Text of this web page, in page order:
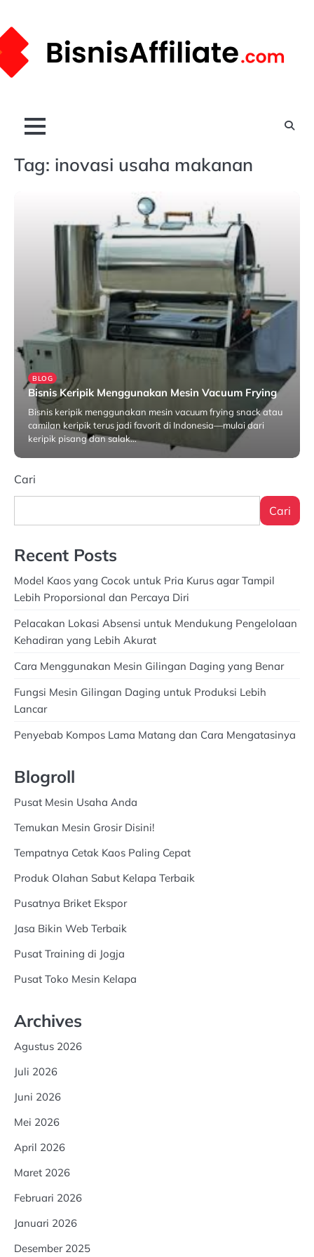
to
content
Tag: inovasi usaha makanan
BLOG
Bisnis Keripik Menggunakan Mesin Vacuum Frying
Bisnis keripik menggunakan mesin vacuum frying snack atau
camilan keripik terus jadi favorit di Indonesia—mulai dari
keripik pisang dan salak…
Oktober 27, 2025
Cari
Cari
Recent Posts
Model Kaos yang Cocok untuk Pria Kurus agar Tampil
Lebih Proporsional dan Percaya Diri
Pelacakan Lokasi Absensi untuk Mendukung Pengelolaan
Kehadiran yang Lebih Akurat
Cara Menggunakan Mesin Gilingan Daging yang Benar
Fungsi Mesin Gilingan Daging untuk Produksi Lebih
Lancar
Penyebab Kompos Lama Matang dan Cara Mengatasinya
Blogroll
Pusat Mesin Usaha Anda
Temukan Mesin Grosir Disini!
Tempatnya Cetak Kaos Paling Cepat
Produk Olahan Sabut Kelapa Terbaik
Pusatnya Briket Ekspor
Jasa Bikin Web Terbaik
Pusat Training di Jogja
Pusat Toko Mesin Kelapa
Archives
Agustus 2026
Juli 2026
Juni 2026
Mei 2026
April 2026
Maret 2026
Februari 2026
Januari 2026
Desember 2025